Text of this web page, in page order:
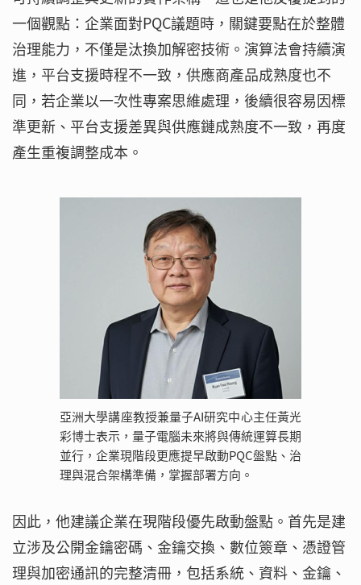
一個觀點：企業面對PQC議題時，關鍵要點在於整體
治理能力，不僅是汰換加解密技術。演算法會持續演
進，平台支援時程不一致，供應商產品成熟度也不
同，若企業以一次性專案思維處理，後續很容易因標
準更新、平台支援差異與供應鏈成熟度不一致，再度
產生重複調整成本。
亞洲大學講座教授兼量子AI研究中心主任黃光
彩博士表示，量子電腦未來將與傳統運算長期
並行，企業現階段更應提早啟動PQC盤點、治
理與混合架構準備，掌握部署方向。
因此，他建議企業在現階段優先啟動盤點。首先是建
立涉及公開金鑰密碼、金鑰交換、數位簽章、憑證管
理與加密通訊的完整清冊，包括系統、資料、金鑰、